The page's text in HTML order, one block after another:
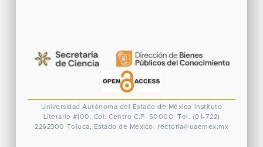
Universidad Autónoma del Estado de México
Instituto
Literario #100. Col. Centro C.P. 50000. Tel. (01-722)
2262300 Toluca, Estado de México. rectoria@uaemex.mx